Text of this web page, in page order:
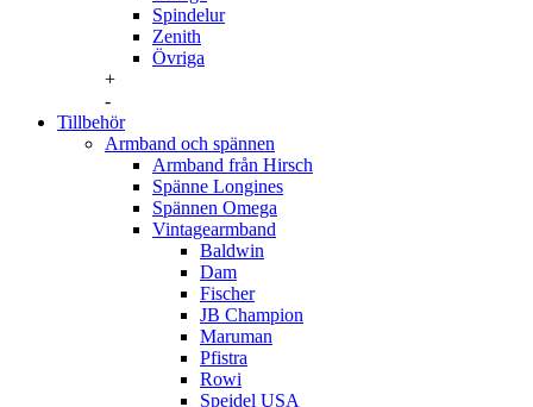
Spindelur
Zenith
Övriga
+
-
Tillbehör
Armband och spännen
Armband från Hirsch
Spänne Longines
Spännen Omega
Vintagearmband
Baldwin
Dam
Fischer
JB Champion
Maruman
Pfistra
Rowi
Speidel USA